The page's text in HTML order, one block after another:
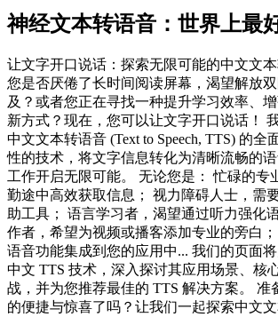
神经文本转语音：世界上最
让文字开口说话：探索无限可能的中文文
您是否厌倦了长时间阅读屏幕，渴望解放
及？或者您正在寻找一种提升学习效率、
新方式？现在，您可以让文字开口说话！
中文文本转语音 (Text to Speech, TTS) 的全
性的技术，将文字信息转化为清晰流畅的
工作开启无限可能。 无论您是： 忙碌的专
勤途中高效获取信息； 视力障碍人士，需
助工具； 语言学习者，渴望通过听力强化
作者，希望为视频或播客添加专业的旁白
语音功能集成到您的应用中... 我们的页面
中文 TTS 技术，深入探讨其应用场景、核
战，并为您推荐最佳的 TTS 解决方案。 准
的便捷与惊喜了吗？让我们一起探索中文